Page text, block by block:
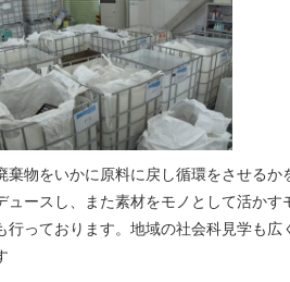
物をいかに原料に戻し循環をさせるか
ュースし、また素材をモノとして活か
行っております。地域の社会科見学も